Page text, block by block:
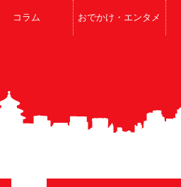
コラム おでかけ・エンタメ